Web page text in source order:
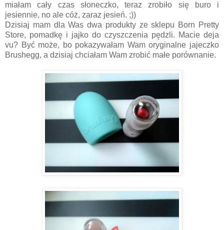
miałam cały czas słoneczko, teraz zrobiło się buro i
jesiennie, no ale cóż, zaraz jesień. ;))
Dzisiaj mam dla Was dwa produkty ze sklepu Born Pretty
Store, pomadkę i jajko do czyszczenia pędzli. Macie deja
vu? Być może, bo pokazywałam Wam oryginalne jajeczko
Brushegg, a dzisiaj chciałam Wam zrobić małe porównanie.